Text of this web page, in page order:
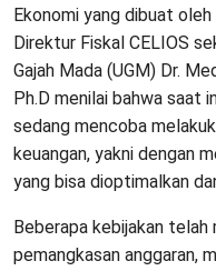
Ekonomi yang dibuat
Direktur Fiskal CELIOS
Gajah Mada (UGM) Dr.
Ph.D menilai bahwa saat
sedang mencoba
keuangan, yakni dengan
yang bisa dioptimalkan
Beberapa kebijakan telah
pemangkasan anggaran,